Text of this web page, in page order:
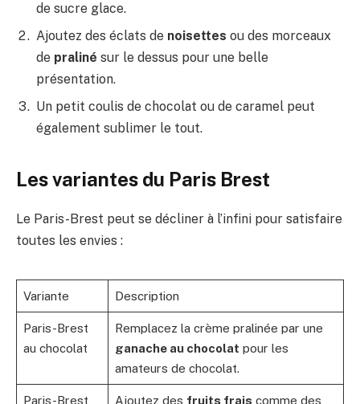
de sucre glace.
Ajoutez des éclats de noisettes ou des morceaux
de praliné sur le dessus pour une belle
présentation.
Un petit coulis de chocolat ou de caramel peut
également sublimer le tout.
Les variantes du Paris Brest
Le Paris-Brest peut se décliner à l’infini pour satisfaire
toutes les envies :
Variante Description
Paris-Brest
au chocolat
Remplacez la crème pralinée par une
ganache au chocolat pour les
amateurs de chocolat.
Paris-Brest Ajoutez des fruits frais comme des